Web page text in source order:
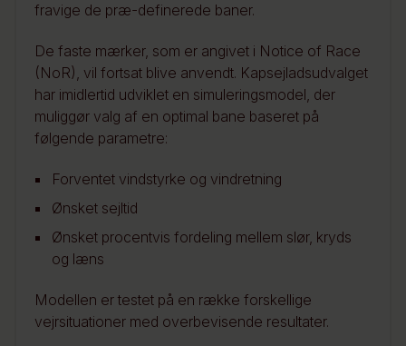
fravige de præ-definerede baner.
De faste mærker, som er angivet i Notice of Race
(NoR), vil fortsat blive anvendt. Kapsejladsudvalget
har imidlertid udviklet en simuleringsmodel, der
muliggør valg af en optimal bane baseret på
følgende parametre:
Forventet vindstyrke og vindretning
Ønsket sejltid
Ønsket procentvis fordeling mellem slør, kryds
og læns
Modellen er testet på en række forskellige
vejrsituationer med overbevisende resultater.